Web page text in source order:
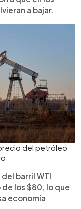
a bajar.
del petróleo
barril WTI
los $80, lo que
economía